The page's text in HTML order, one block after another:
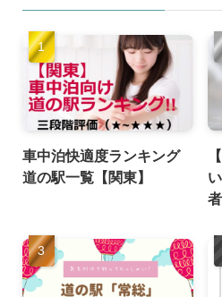
車中泊快適度ランキング
道の駅一覧【関東】